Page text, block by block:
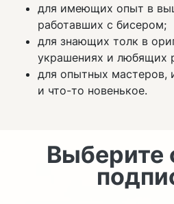
для имеющих опыт в
работавших с бисером;
для знающих толк в
украшениях и любящих
для опытных мастеров,
и что-то новенькое.
Выберите